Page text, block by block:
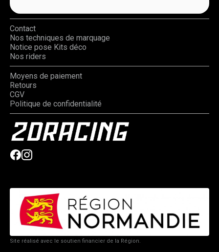
Contact
Nos techniques de marquage
Notice pose Kits déco
Nos riders
Moyens de paiement
Retours
CGV
Politique de confidentialité
Site réalisé avec le soutien financier de la Région.